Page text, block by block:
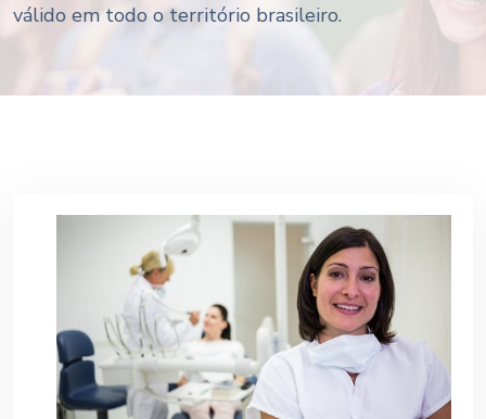
válido em todo o território brasileiro.